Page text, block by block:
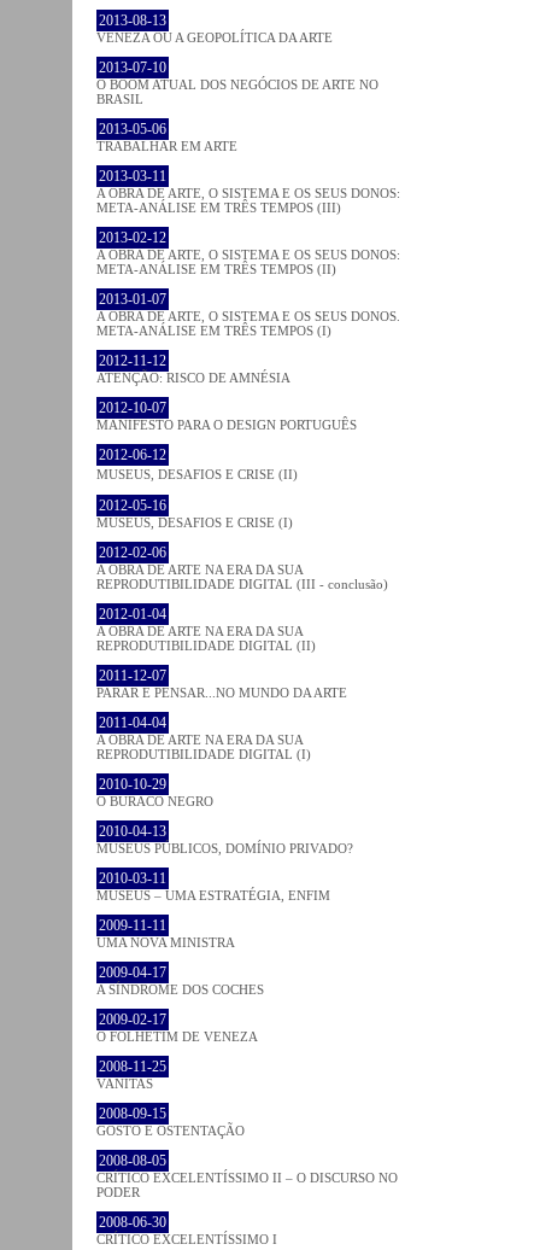
2013-08-13
VENEZA OU A GEOPOLÍTICA DA ARTE
2013-07-10
O BOOM ATUAL DOS NEGÓCIOS DE ARTE NO
BRASIL
2013-05-06
TRABALHAR EM ARTE
2013-03-11
A OBRA DE ARTE, O SISTEMA E OS SEUS DONOS:
META-ANÁLISE EM TRÊS TEMPOS (III)
2013-02-12
A OBRA DE ARTE, O SISTEMA E OS SEUS DONOS:
META-ANÁLISE EM TRÊS TEMPOS (II)
2013-01-07
A OBRA DE ARTE, O SISTEMA E OS SEUS DONOS.
META-ANÁLISE EM TRÊS TEMPOS (I)
2012-11-12
ATENÇÃO: RISCO DE AMNÉSIA
2012-10-07
MANIFESTO PARA O DESIGN PORTUGUÊS
2012-06-12
MUSEUS, DESAFIOS E CRISE (II)
2012-05-16
MUSEUS, DESAFIOS E CRISE (I)
2012-02-06
A OBRA DE ARTE NA ERA DA SUA
REPRODUTIBILIDADE DIGITAL (III - conclusão)
2012-01-04
A OBRA DE ARTE NA ERA DA SUA
REPRODUTIBILIDADE DIGITAL (II)
2011-12-07
PARAR E PENSAR...NO MUNDO DA ARTE
2011-04-04
A OBRA DE ARTE NA ERA DA SUA
REPRODUTIBILIDADE DIGITAL (I)
2010-10-29
O BURACO NEGRO
2010-04-13
MUSEUS PÚBLICOS, DOMÍNIO PRIVADO?
2010-03-11
MUSEUS – UMA ESTRATÉGIA, ENFIM
2009-11-11
UMA NOVA MINISTRA
2009-04-17
A SÍNDROME DOS COCHES
2009-02-17
O FOLHETIM DE VENEZA
2008-11-25
VANITAS
2008-09-15
GOSTO E OSTENTAÇÃO
2008-08-05
CRÍTICO EXCELENTÍSSIMO II – O DISCURSO NO
PODER
2008-06-30
CRÍTICO EXCELENTÍSSIMO I